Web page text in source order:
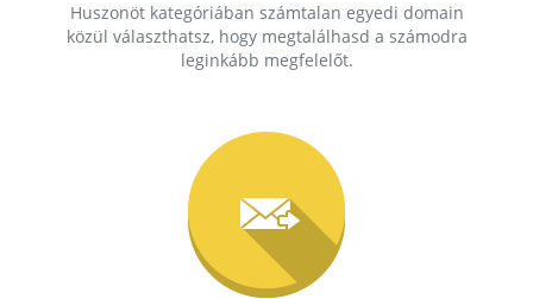
Huszonöt kategóriában számtalan egyedi domain
közül választhatsz, hogy megtalálhasd a számodra
leginkább megfelelőt.